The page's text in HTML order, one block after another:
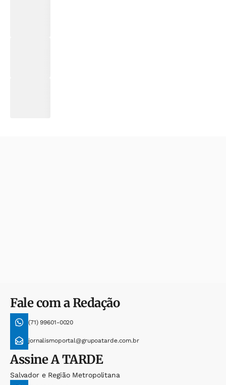
Fale com a Redação
(71) 99601-0020
jornalismoportal@grupoatarde.com.br
AssineA TARDE
Salvador e Região Metropolitana